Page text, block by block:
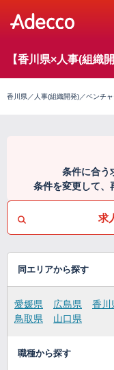
【香川県×人事(組織
香川県／人事(組織開発)／ベンチ
条件に合う
条件を変更して、
求
同エリアから探す
愛媛県 広島県 香川
鳥取県
山口県
職種から探す